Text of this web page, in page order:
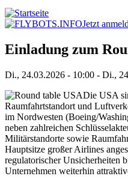
Jetzt
Einladung zum
Di., 24.03.2026 - 10:00 - Di.,
Die USA
Raumfahrtstandort und
im Nordwesten (Boeing/
neben zahlreichen
Militärstandorte sowie
Hauptsitze großer Airlines
regulatorischer Unsicherheiten
Unternehmen weiterhin